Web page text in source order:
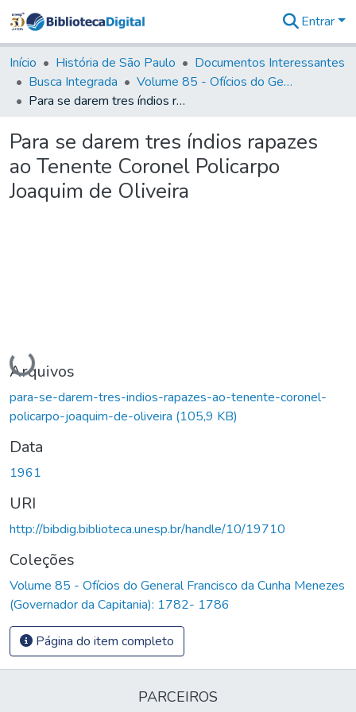
&
Coleções
Tudo na
Biblioteca
Estatísticas
Entrar
Início História de São Paulo
Documentos Interessantes
Busca Integrada
Volume 85 - Ofícios do General Francisco da Cunha Menezes (Governador da Capitania): 1782- 1786
Para se darem tres índios rapazes ao Tenente Coronel Policarpo Joaquim de Oliveira
Para se darem tres índios rapazes
ao Tenente Coronel Policarpo
Joaquim de Oliveira
Carregando...
Arquivos
para-se-darem-tres-indios-rapazes-ao-tenente-coronel-
policarpo-joaquim-de-oliveira (105,9 KB)
Data
1961
URI
http://bibdig.biblioteca.unesp.br/handle/10/19710
Coleções
Volume 85 - Ofícios do General Francisco da Cunha Menezes
(Governador da Capitania): 1782- 1786
Página do item completo
PARCEIROS